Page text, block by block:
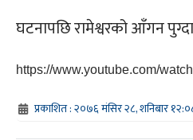
घटनापछि रामेश्वरको आँगन
https://www.youtube.com/
प्रकाशित : २०७६ मंसिर २८, शनिबार